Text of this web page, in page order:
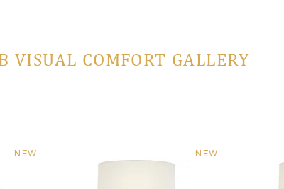
VISUAL COMFORT GALLERY
NEW NEW